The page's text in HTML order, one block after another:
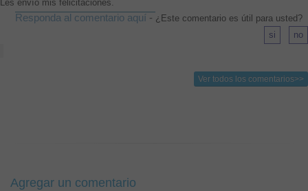
Les envío mis felicitaciones.
Responda al comentario aquí - ¿Este comentario es útil para usted?
Ver todos los comentarios>>
Agregar un comentario